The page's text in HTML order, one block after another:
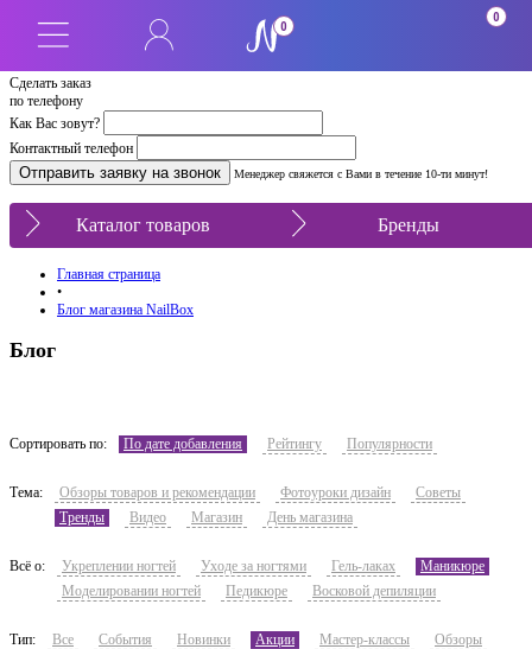
Сделать заказ
по телефону
Как Вас зовут?
Контактный телефон
Менеджер свяжется с Вами в течение 10-ти минут!
0
0
Каталог товаров Бренды
Главная страница
•
Блог магазина NailBox
Блог
Сортировать по: По дате добавления Рейтингу Популярности
Тема: Обзоры товаров и рекомендации Фотоуроки дизайн
Советы
Тренды
Видео Магазин День магазина
Всё о: Укреплении ногтей Уходе за ногтями Гель-лаках
Маникюре
Моделировании ногтей
Педикюре Восковой депиляции
Тип: Все События Новинки Акции Мастер-классы
Обзоры